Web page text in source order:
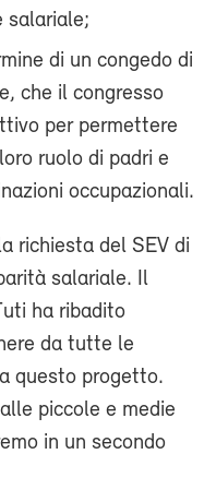
salariale;
di un congedo di
che il congresso
per permettere
ruolo di padri e
occupazionali.
richiesta del SEV di
salariale. Il
ha ribadito
da tutte le
questo progetto.
piccole e medie
in un secondo